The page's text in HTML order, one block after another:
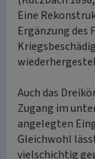
Eine
Ergänzung des
Auch das
Zugang im
angelegten
Gleichwohl
vielschichtig